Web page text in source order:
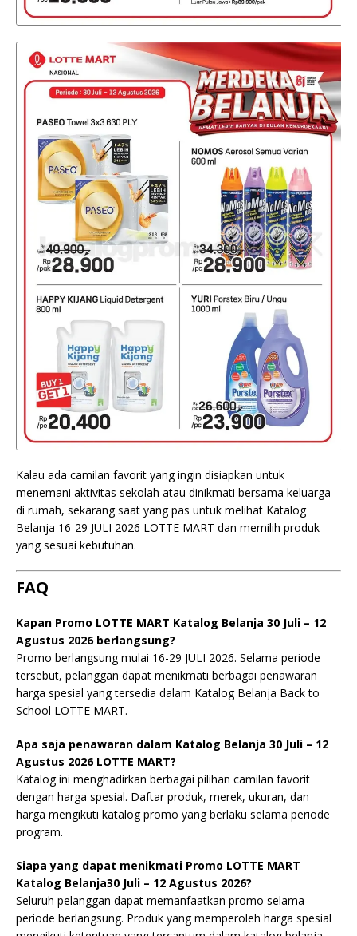
Kalau ada camilan favorit yang ingin disiapkan untuk
menemani aktivitas sekolah atau dinikmati bersama keluarga
di rumah, sekarang saat yang pas untuk melihat Katalog
Belanja 16-29 JULI 2026 LOTTE MART dan memilih produk
yang sesuai kebutuhan.
FAQ
Kapan Promo LOTTE MART Katalog Belanja 30 Juli – 12
Agustus 2026 berlangsung?
Promo berlangsung mulai 16-29 JULI 2026. Selama periode
tersebut, pelanggan dapat menikmati berbagai penawaran
harga spesial yang tersedia dalam Katalog Belanja Back to
School LOTTE MART.
Apa saja penawaran dalam Katalog Belanja 30 Juli – 12
Agustus 2026 LOTTE MART?
Katalog ini menghadirkan berbagai pilihan camilan favorit
dengan harga spesial. Daftar produk, merek, ukuran, dan
harga mengikuti katalog promo yang berlaku selama periode
program.
Siapa yang dapat menikmati Promo LOTTE MART
Katalog Belanja30 Juli – 12 Agustus 2026?
Seluruh pelanggan dapat memanfaatkan promo selama
periode berlangsung. Produk yang memperoleh harga spesial